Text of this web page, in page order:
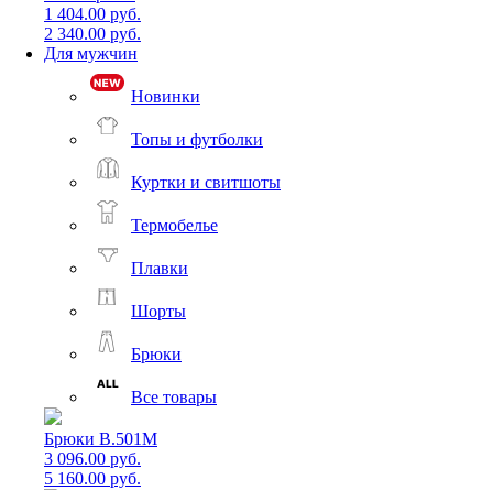
1 404.00 руб.
2 340.00 руб.
Для мужчин
Новинки
Топы и футболки
Куртки и свитшоты
Термобелье
Плавки
Шорты
Брюки
Все товары
Брюки B.501M
3 096.00 руб.
5 160.00 руб.